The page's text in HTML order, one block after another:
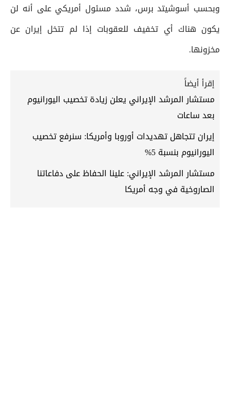
وبحسب أسوشيتد برس، شدد مسئول أمريكي على أنه لن
يكون هناك أي تخفيف للعقوبات إذا لم تتخل إيران عن
مخزونها.
إقرأ أيضاً
مستشار المرشد الإيراني يعلن زيادة تخصيب اليورانيوم
بعد ساعات
إيران تتجاهل تهديدات أوروبا وأمريكا: سنرفع تخصيب
اليورانيوم بنسبة 5%
مستشار المرشد الإيراني: علينا الحفاظ على دفاعاتنا
الصاروخية في وجه أمريكا